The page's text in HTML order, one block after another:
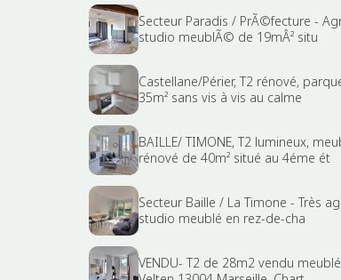
Secteur Paradis / PrÃ©fecture -
studio meublÃ© de 19mÂ² situ
Castellane/Périer, T2 rénové,
35m² sans vis à vis au calme
BAILLE/ TIMONE, T2 lumineux,
rénové de 40m² situé au 4éme ét
Secteur Baille / La Timone - Très
studio meublé en rez-de-cha
VENDU- T2 de 28m2 vendu